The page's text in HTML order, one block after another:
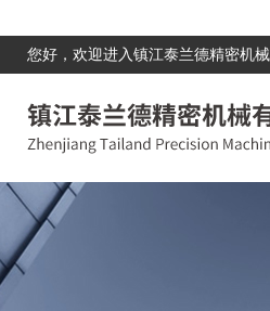
您好，欢迎进入镇江泰兰德精密机